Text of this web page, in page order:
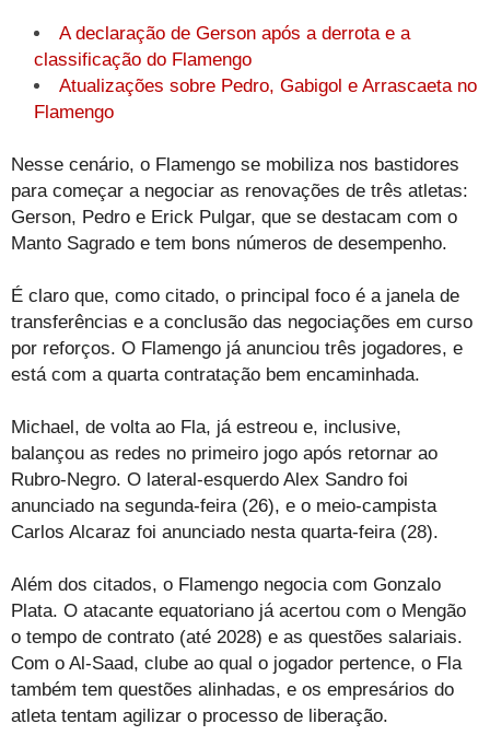
A declaração de Gerson após a derrota e a
classificação do Flamengo
Atualizações sobre Pedro, Gabigol e Arrascaeta no
Flamengo
Nesse cenário, o Flamengo se mobiliza nos bastidores
para começar a negociar as renovações de três atletas:
Gerson, Pedro e Erick Pulgar, que se destacam com o
Manto Sagrado e tem bons números de desempenho.
É claro que, como citado, o principal foco é a janela de
transferências e a conclusão das negociações em curso
por reforços. O Flamengo já anunciou três jogadores, e
está com a quarta contratação bem encaminhada.
Michael, de volta ao Fla, já estreou e, inclusive,
balançou as redes no primeiro jogo após retornar ao
Rubro-Negro. O lateral-esquerdo Alex Sandro foi
anunciado na segunda-feira (26), e o meio-campista
Carlos Alcaraz foi anunciado nesta quarta-feira (28).
Além dos citados, o Flamengo negocia com Gonzalo
Plata. O atacante equatoriano já acertou com o Mengão
o tempo de contrato (até 2028) e as questões salariais.
Com o Al-Saad, clube ao qual o jogador pertence, o Fla
também tem questões alinhadas, e os empresários do
atleta tentam agilizar o processo de liberação.